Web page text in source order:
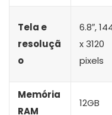
Tela e
resoluçã
o
6.8″,
x 3120
pixels
Memória
RAM
12GB